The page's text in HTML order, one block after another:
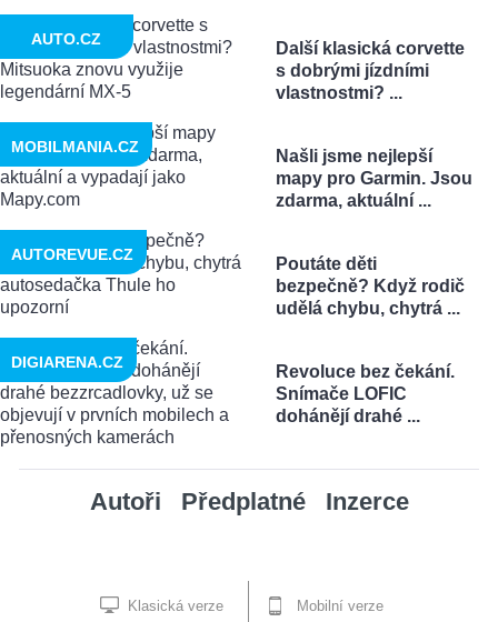
Další klasická corvette
s dobrými jízdními
vlastnostmi? ...
AUTO.CZ
Našli jsme nejlepší
mapy pro Garmin. Jsou
zdarma, aktuální ...
MOBILMANIA.CZ
Poutáte děti
bezpečně? Když rodič
udělá chybu, chytrá ...
AUTOREVUE.CZ
Revoluce bez čekání.
Snímače LOFIC
dohánějí drahé ...
DIGIARENA.CZ
Autoři Předplatné Inzerce
Klasická verze Mobilní verze